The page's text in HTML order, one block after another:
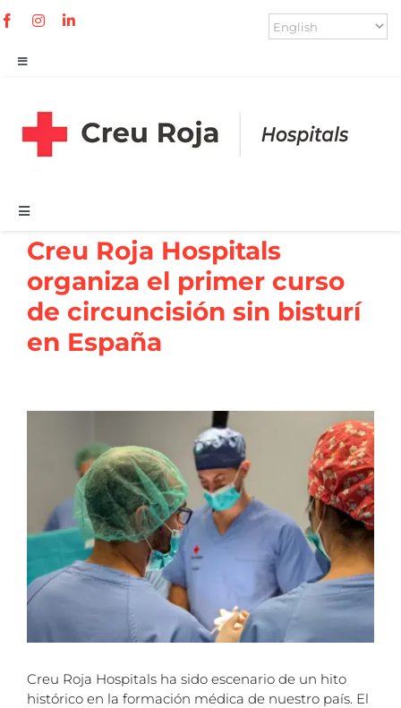
to
Toggle
for:
Toggle
Especialidades
Servicios
HAZ VOLUNTARIADO
HAZTE SOCIA/O
Creu Roja Hospitals
organiza el primer curso
de circuncisión sin bisturí
en España
Creu Roja Hospitals ha sido escenario de un hito
histórico en la formación médica de nuestro país. El